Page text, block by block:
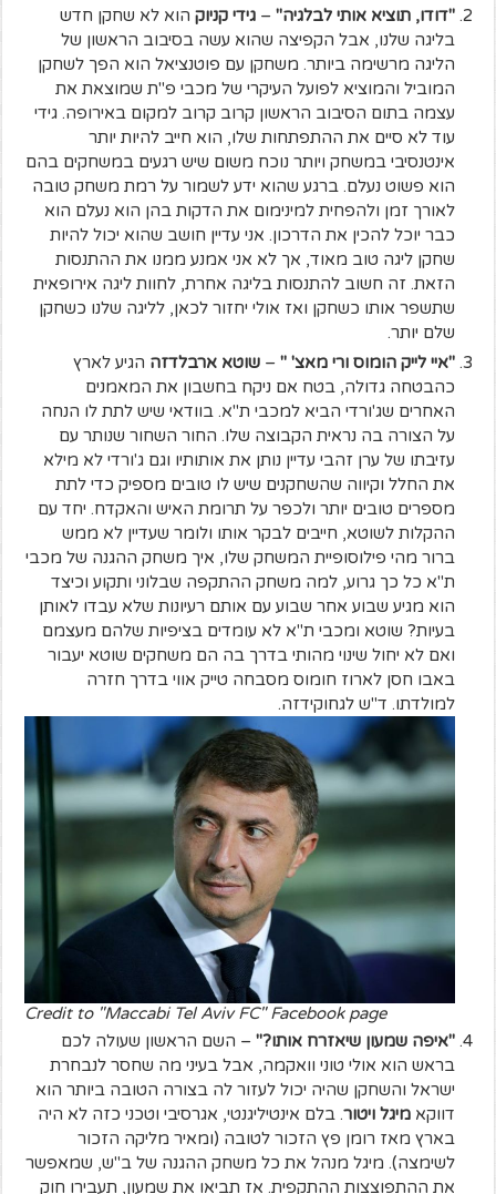
"דודו, תוציא אותי לבלגיה" –גידי קניוק הוא לא שחקן חדש
בליגה שלנו, אבל הקפיצה שהוא עשה בסיבוב הראשון של
הליגה מרשימה ביותר. משחקן עם פוטנציאל הוא הפך לשחקן
המוביל והמוציא לפועל העיקרי של מכבי פ"ת שמוצאת את
עצמה בתום הסיבוב הראשון קרוב קרוב למקום באירופה. גידי
עוד לא סיים את ההתפתחות שלו, הוא חייב להיות יותר
אינטנסיבי במשחק ויותר נוכח משום שיש רגעים במשחקים בהם
הוא פשוט נעלם. ברגע שהוא ידע לשמור על רמת משחק טובה
לאורך זמן ולהפחית למינימום את הדקות בהן הוא נעלם הוא
כבר יוכל להכין את הדרכון. אני עדיין חושב שהוא יכול להיות
שחקן ליגה טוב מאוד, אך לא אני אמנע ממנו את ההתנסות
הזאת. זה חשוב להתנסות בליגה אחרת, לחוות ליגה אירופאית
שתשפר אותו כשחקן ואז אולי יחזור לכאן, לליגה שלנו כשחקן
שלם יותר.
"איי לייק הומוס ורי מאצ' " –שוטא ארבלדזה הגיע לארץ
כהבטחה גדולה, בטח אם ניקח בחשבון את המאמנים
האחרים שג'ורדי הביא למכבי ת"א. בוודאי שיש לתת לו הנחה
על הצורה בה נראית הקבוצה שלו. החור השחור שנותר עם
עזיבתו של ערן זהבי עדיין נותן את אותותיו וגם ג'ורדי לא מילא
את החלל וקיווה שהשחקנים שיש לו טובים מספיק כדי לתת
מספרים טובים יותר ולכפר על תרומת האיש והאקדח. יחד עם
ההקלות לשוטא, חייבים לבקר אותו ולומר שעדיין לא ממש
ברור מהי פילוסופיית המשחק שלו, איך משחק ההגנה של מכבי
ת"א כל כך גרוע, למה משחק ההתקפה שבלוני ותקוע וכיצד
הוא מגיע שבוע אחר שבוע עם אותם רעיונות שלא עבדו לאותן
בעיות? שוטא ומכבי ת"א לא עומדים בציפיות שלהם מעצמם
ואם לא יחול שינוי מהותי בדרך בה הם משחקים שוטא יעבור
באבו חסן לארוז חומוס מסבחה טייק אווי בדרך חזרה
למולדתו. ד"ש לגחוקידזה.
Credit to "Maccabi Tel Aviv FC" Facebook page
"איפה שמעון שיאזרח אותו?" – השם הראשון שעולה לכם
בראש הוא אולי טוני וואקמה, אבל בעיני מה שחסר לנבחרת
ישראל והשחקן שהיה יכול לעזור לה בצורה הטובה ביותר הוא
דווקאמיגל ויטור. בלם אינטיליגנטי, אגרסיבי וטכני כזה לא היה
בארץ מאז רומן פץ הזכור לטובה (ומאיר מליקה הזכור
לשימצה). מיגל מנהל את כל משחק ההגנה של ב"ש, שמאפשר
את ההתפוצצות ההתקפית. אז תביאו את שמעון, תעבירו חוק